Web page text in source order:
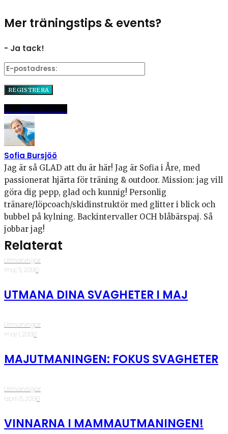
Mer träningstips & events?
- Ja tack!
DelaPinnaE-post
Sofia Bursjöö
Jag är så GLAD att du är här! Jag är Sofia i Åre, med
passionerat hjärta för träning & outdoor. Mission: jag vill
göra dig pepp, glad och kunnig! Personlig
tränare/löpcoach/skidinstruktör med glitter i blick och
bubbel på kylning. Backintervaller OCH blåbärspaj. Så
jobbar jag!
Relaterat
Utmaningar
·maj 5, 2013·0
UTMANA DINA SVAGHETER I MAJ
Utmaningar
·maj 1, 2013·0
MAJUTMANINGEN: FOKUS SVAGHETER
Utmaningar
·april 6, 2013·0
VINNARNA I MAMMAUTMANINGEN!